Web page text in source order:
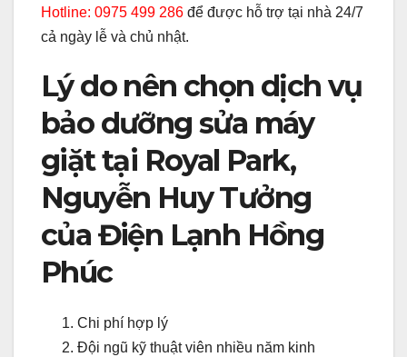
Hotline: 0975 499 286 để được hỗ trợ tại nhà 24/7
cả ngày lễ và chủ nhật.
Lý do nên chọn dịch vụ
bảo dưỡng sửa máy
giặt tại Royal Park,
Nguyễn Huy Tưởng
của Điện Lạnh Hồng
Phúc
Chi phí hợp lý
Đội ngũ kỹ thuật viên nhiều năm kinh